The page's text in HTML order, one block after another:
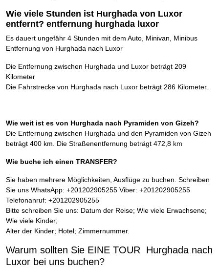
Wie viele Stunden ist Hurghada von Luxor
entfernt? entfernung hurghada luxor
Es dauert ungefähr 4 Stunden mit dem Auto, Minivan, Minibus
Entfernung von Hurghada nach Luxor
Die Entfernung zwischen Hurghada und Luxor beträgt 209
Kilometer
Die Fahrstrecke von Hurghada nach Luxor beträgt 286 Kilometer.
Wie weit ist es von Hurghada nach Pyramiden von Gizeh?
Die Entfernung zwischen Hurghada und den Pyramiden von Gizeh
beträgt 400 km. Die Straßenentfernung beträgt 472,8 km
Wie buche ich einen TRANSFER?
Sie haben mehrere Möglichkeiten, Ausflüge zu buchen. Schreiben
Sie uns WhatsApp: +201202905255 Viber: +201202905255
Telefonanruf: +201202905255
Bitte schreiben Sie uns: Datum der Reise; Wie viele Erwachsene;
Wie viele Kinder;
Alter der Kinder; Hotel; Zimmernummer.
Warum sollten Sie EINE TOUR Hurghada nach
Luxor bei uns buchen?